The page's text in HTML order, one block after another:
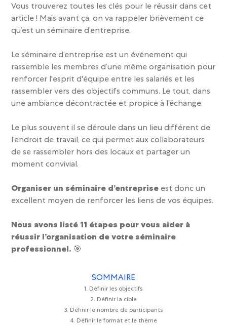
Vous trouverez toutes les clés pour le réussir dans cet
article ! Mais avant ça, on va rappeler brièvement ce
qu’est un séminaire d’entreprise.
Leséminaire d’entreprise est un événement qui
rassemble les membres d’une même organisation pour
renforcer l'esprit d'équipe entre les salariés et les
rassembler vers des objectifs communs. Le tout, dans
une ambiance décontractée et propice à l’échange.
Le plus souvent il se déroule dans un lieu différent de
l’endroit de travail, ce qui permet aux collaborateurs
de se rassembler hors des locaux et partager un
moment convivial.
Organiser un séminaire d’entreprise est donc un
excellent moyen de renforcer les liens de vos équipes.
Nous avons listé 11 étapes pour vous aider à
réussir l’organisation de votre séminaire
professionnel. 🎯
SOMMAIRE
1. Définir les objectifs
2. Définir la cible
3. Définir le nombre de participants
4. Définir le format et le thème